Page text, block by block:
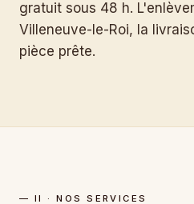
gratuit sous 48 h.
Villeneuve-le-Roi, la
pièce prête.
— II · NOS SERVICES